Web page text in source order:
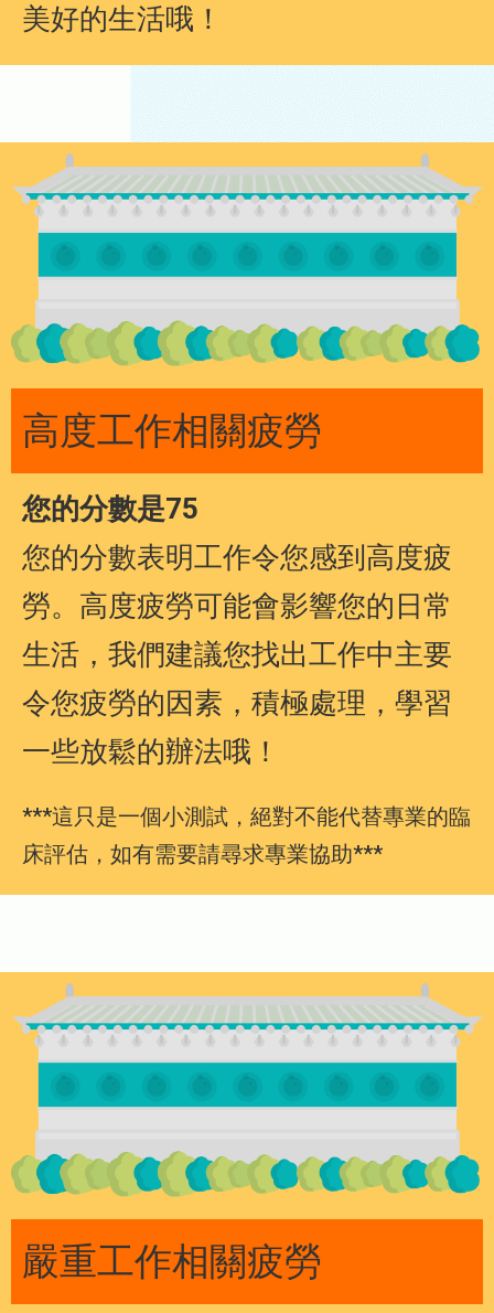
美好的生活哦！
高度工作相關疲勞
您的分數是75
您的分數表明工作令您感到高度疲
勞。高度疲勞可能會影響您的日常
生活，我們建議您找出工作中主要
令您疲勞的因素，積極處理，學習
一些放鬆的辦法哦！
***這只是一個小測試，絕對不能代替專業的臨
床評估，如有需要請尋求專業協助***
嚴重工作相關疲勞